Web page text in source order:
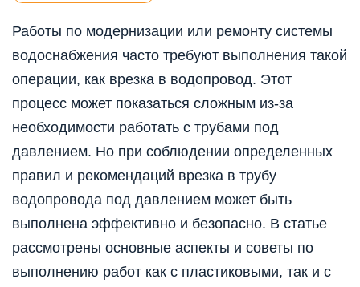
Работы по модернизации или ремонту системы
водоснабжения часто требуют выполнения такой
операции, как врезка в водопровод. Этот
процесс может показаться сложным из-за
необходимости работать с трубами под
давлением. Но при соблюдении определенных
правил и рекомендаций врезка в трубу
водопровода под давлением может быть
выполнена эффективно и безопасно. В статье
рассмотрены основные аспекты и советы по
выполнению работ как с пластиковыми, так и с